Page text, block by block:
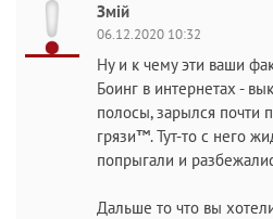
Змiй
06.12.2020 10:32
Ну и к чему эти ваши
Боинг в интернетах -
полосы, зарылся почти
грязи™. Тут-то с него
попрыгали и
Дальше то что вы